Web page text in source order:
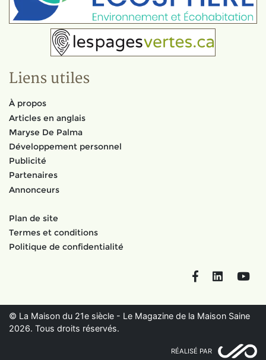
Liens utiles
À propos
Articles en anglais
Maryse De Palma
Développement personnel
Publicité
Partenaires
Annonceurs
Plan de site
Termes et conditions
Politique de confidentialité
FacebookLinkedIn
© La Maison du 21e siècle - Le Magazine de la Maison Saine
2026. Tous droits réservés.
RÉALISÉ PAR